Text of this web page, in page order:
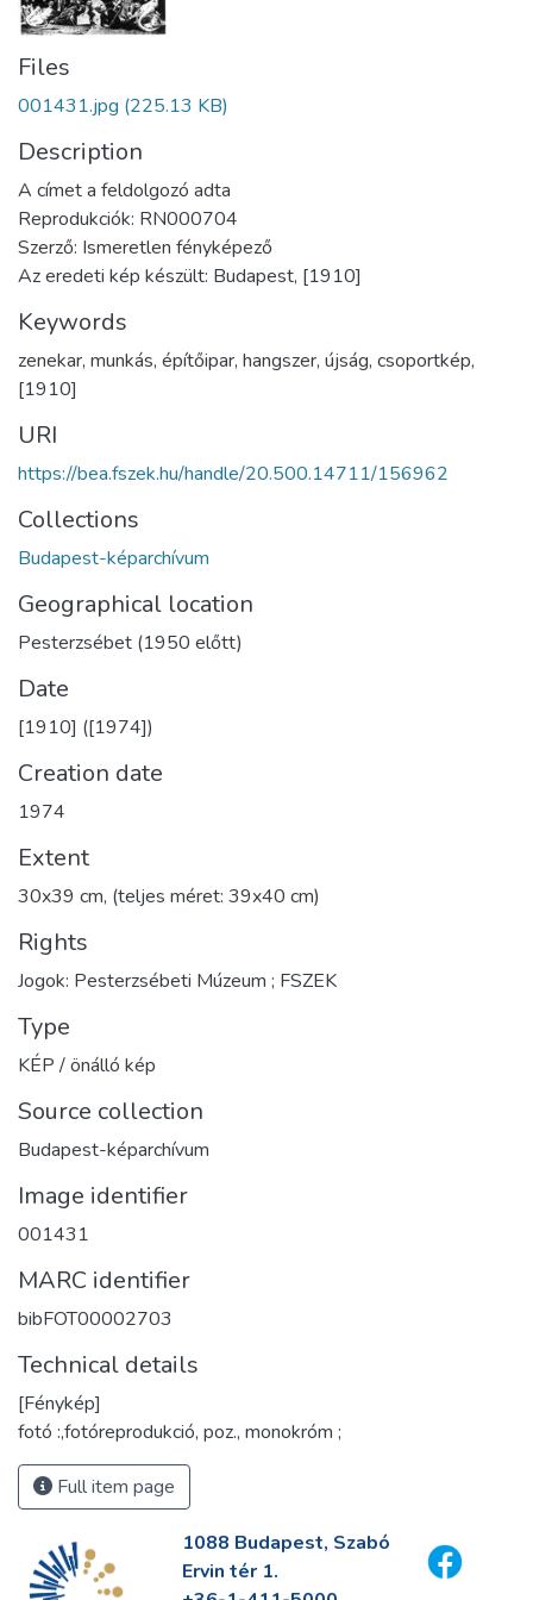
Files
001431.jpg (225.13 KB)
Description
A címet a feldolgozó adta
Reprodukciók: RN000704
Szerző: Ismeretlen fényképező
Az eredeti kép készült: Budapest, [1910]
Keywords
zenekar, munkás, építőipar, hangszer, újság, csoportkép,
[1910]
URI
https://bea.fszek.hu/handle/20.500.14711/156962
Collections
Budapest-képarchívum
Geographical location
Pesterzsébet (1950 előtt)
Date
[1910] ([1974])
Creation date
1974
Extent
30x39 cm, (teljes méret: 39x40 cm)
Rights
Jogok: Pesterzsébeti Múzeum ; FSZEK
Type
KÉP / önálló kép
Source collection
Budapest-képarchívum
Image identifier
001431
MARC identifier
bibFOT00002703
Technical details
[Fénykép]
fotó :,fotóreprodukció, poz., monokróm ;
Full item page
1088 Budapest, Szabó
Ervin tér 1.